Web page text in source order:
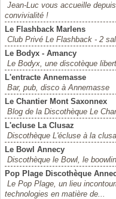
Jean-Luc vous accueille
convivialité !
Le Flashback Marlens
Club Privé Le Flashback - 2
Le Bodyx - Amancy
Le Bodyx, une discotèque
L'entracte Annemasse
Bar, pub, disco à Annemasse
Le Chantier Mont Saxonnex
Blog de la Discothèque Le
L'ecluse La Clusaz
Discothèque L'écluse à la
Le Bowl Annecy
Discothèque le Bowl, le
Pop Plage Discothèque
Le Pop Plage, un lieu
technologies en matière de...